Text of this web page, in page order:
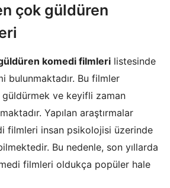
çok güldüren
komedi filmleri listesinde
bulunmaktadır. Bu filmler
ve keyifli zaman
Yapılan araştırmalar
filmleri insan psikolojisi üzerinde
Bu nedenle, son yıllarda
filmleri oldukça popüler hale